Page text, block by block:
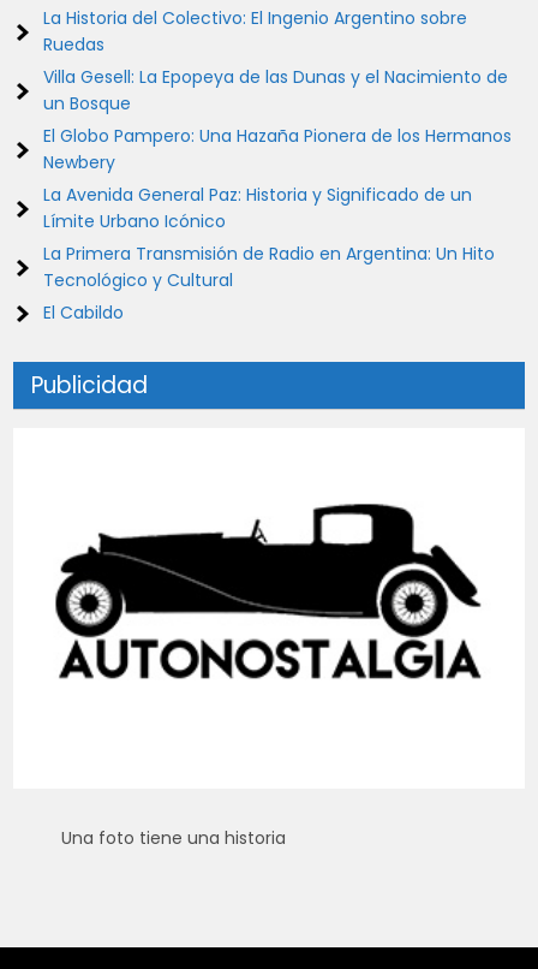
La Historia del Colectivo: El Ingenio Argentino sobre
Ruedas
Villa Gesell: La Epopeya de las Dunas y el Nacimiento de
un Bosque
El Globo Pampero: Una Hazaña Pionera de los Hermanos
Newbery
La Avenida General Paz: Historia y Significado de un
Límite Urbano Icónico
La Primera Transmisión de Radio en Argentina: Un Hito
Tecnológico y Cultural
El Cabildo
Publicidad
Una foto tiene una historia